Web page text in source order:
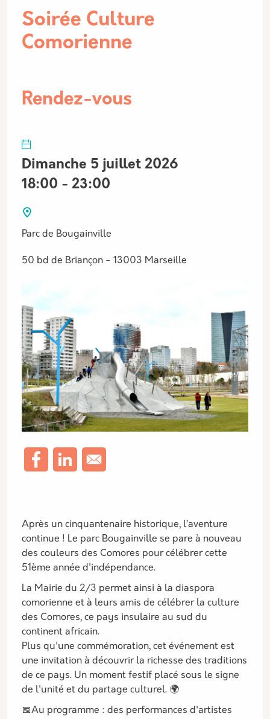
Soirée Culture
Comorienne
Rendez-vous
Dimanche 5 juillet 2026
18:00 - 23:00
Parc de Bougainville
50 bd de Briançon - 13003 Marseille
Description
Après un cinquantenaire historique, l’aventure
continue ! Le parc Bougainville se pare à nouveau
des couleurs des Comores pour célébrer cette
51ème année d'indépendance.
La Mairie du 2/3 permet ainsi à la diaspora
comorienne et à leurs amis de célébrer la culture
des Comores, ce pays insulaire au sud du
continent africain.
Plus qu'une commémoration, cet événement est
une invitation à découvrir la richesse des traditions
de ce pays. Un moment festif placé sous le signe
de l'unité et du partage culturel. 🌍
📅Au programme : des performances d'artistes